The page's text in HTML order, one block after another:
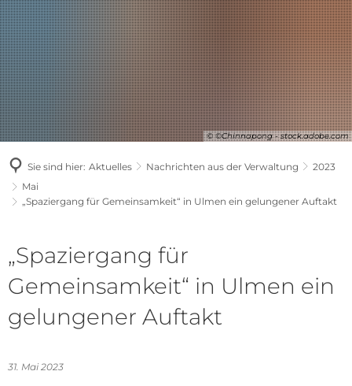
© ©Chinnapong - stock.adobe.com
Sie sind hier: Aktuelles Nachrichten aus der Verwaltung
2023
Mai
„Spaziergang für Gemeinsamkeit“ in Ulmen ein gelungener Auftakt
„Spaziergang für
Gemeinsamkeit“ in Ulmen ein
gelungener Auftakt
31. Mai 2023